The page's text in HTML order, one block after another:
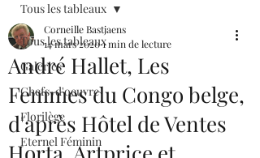
Tous les tableaux
Galeries
Chefs-d'oeuvre
Florilège
Eternel Féminin
Tous les tableaux
André Hallet, Les
Femmes du Congo belge,
d'après Hôtel de Ventes
Corneille Bastjaens
14 mars 20201 min de lecture